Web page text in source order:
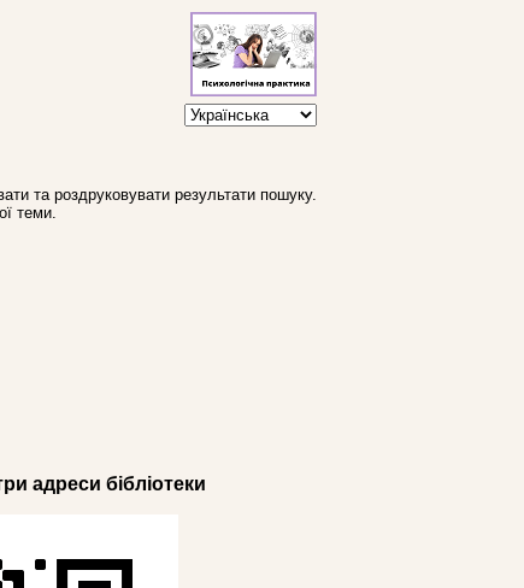
та роздруковувати результати пошуку.
теми.
адреси бібліотеки